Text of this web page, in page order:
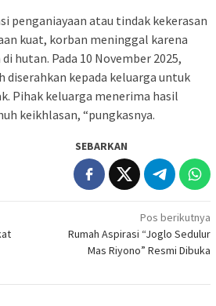
penganiayaan atau tindak kekerasan
kuat, korban meninggal karena
hutan. Pada 10 November 2025,
diserahkan kepada keluarga untuk
Pihak keluarga menerima hasil
keikhlasan, “pungkasnya.
SEBARKAN
Pos berikutnya
Rumah Aspirasi “Joglo Sedulur
Mas Riyono” Resmi Dibuka